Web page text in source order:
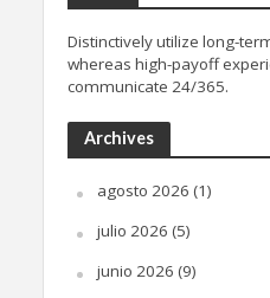
Distinctively utilize long-
whereas high-payoff
communicate 24/365.
Archives
agosto 2026 (1)
julio 2026 (5)
junio 2026 (9)